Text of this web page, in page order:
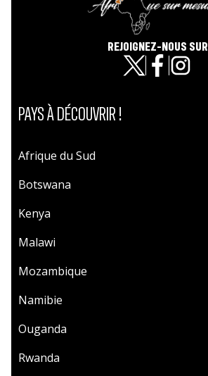
REJOIGNEZ-NOUS SUR
PAYS À DÉCOUVRIR !
Afrique du Sud
Botswana
Kenya
Malawi
Mozambique
Namibie
Ouganda
Rwanda